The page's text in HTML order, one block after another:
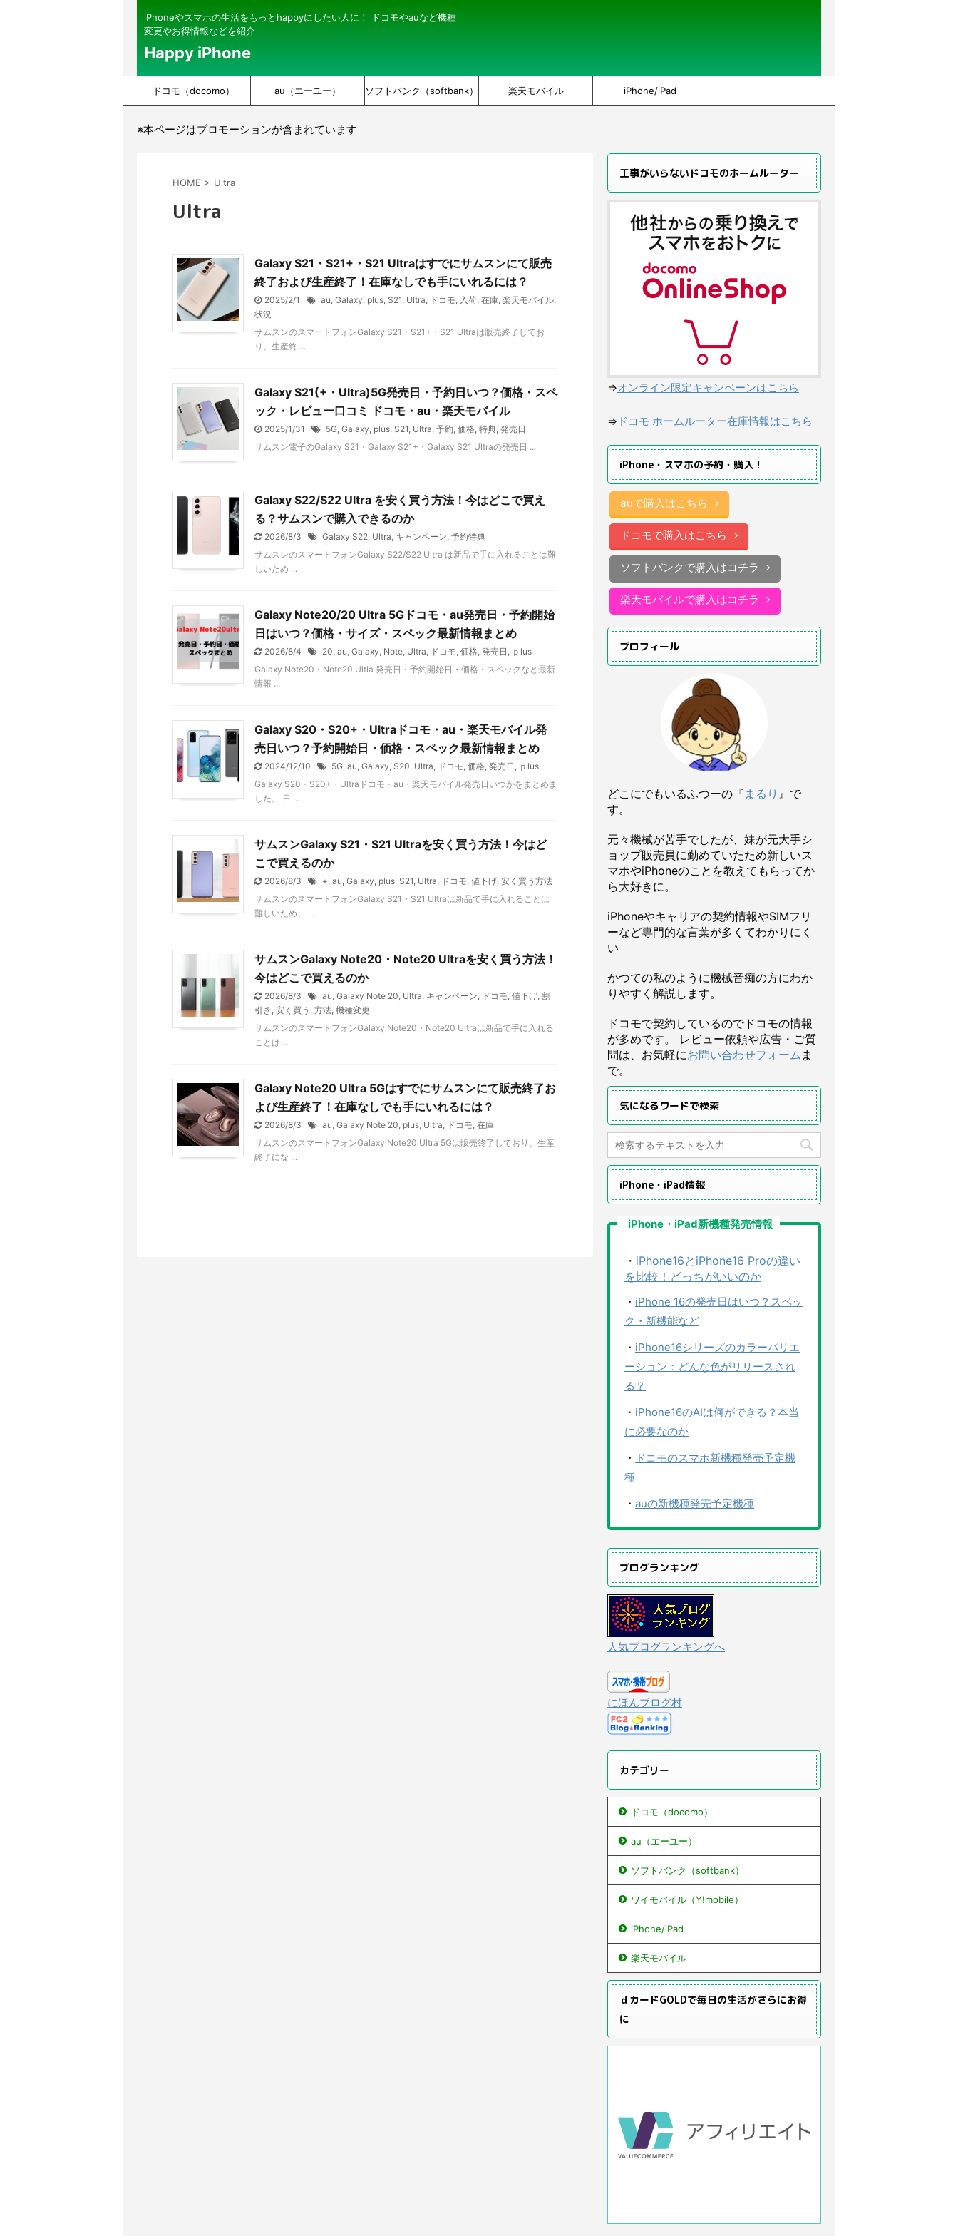
iPhoneやスマホの生活をもっとhappyにしたい人に！ ドコモやauなど機種
変更やお得情報などを紹介
Happy iPhone
ドコモ（docomo） au（エーユー） ソフトバンク（softbank） 楽天モバイル iPhone/iPad
※本ページはプロモーションが含まれています
HOME > Ultra
Ultra
Galaxy S21・S21+・S21 Ultraはすでにサムスンにて販売
終了および生産終了！在庫なしでも手にいれるには？
2025/2/1 au, Galaxy, plus, S21, Ultra, ドコモ, 入荷, 在庫, 楽天モバイル,
状況
サムスンのスマートフォンGalaxy S21・S21+・S21 Ultraは販売終了してお
り、生産終 ...
Galaxy S21(+・Ultra)5G発売日・予約日いつ？価格・スペ
ック・レビュー口コミ ドコモ・au・楽天モバイル
2025/1/31 5G, Galaxy, plus, S21, Ultra, 予約, 価格, 特典, 発売日
サムスン電子のGalaxy S21・Galaxy S21+・Galaxy S21 Ultraの発売日 ...
Galaxy S22/S22 Ultra を安く買う方法！今はどこで買え
る？サムスンで購入できるのか
2026/8/3 Galaxy S22, Ultra, キャンペーン, 予約特典
サムスンのスマートフォンGalaxy S22/S22 Ultra は新品で手に入れることは難
しいため ...
Galaxy Note20/20 Ultra 5Gドコモ・au発売日・予約開始
日はいつ？価格・サイズ・スペック最新情報まとめ
2026/8/4 20, au, Galaxy, Note, Ultra, ドコモ, 価格, 発売日 , ｐlus
Galaxy Note20・Note20 Ultla 発売日・予約開始日・価格・スペックなど最新
情報 ...
Galaxy S20・S20+・Ultraドコモ・au・楽天モバイル発
売日いつ？予約開始日・価格・スペック最新情報まとめ
2024/12/10 5G, au, Galaxy, S20, Ultra, ドコモ, 価格, 発売日 , ｐlus
Galaxy S20・S20+・Ultraドコモ・au・楽天モバイル発売日いつかをまとめま
した。 日 ...
サムスンGalaxy S21・S21 Ultraを安く買う方法！今はど
こで買えるのか
2026/8/3 +, au, Galaxy, plus, S21, Ultra, ドコモ, 値下げ, 安く買う方法
サムスンのスマートフォンGalaxy S21・S21 Ultraは新品で手に入れることは
難しいため、 ...
サムスンGalaxy Note20・Note20 Ultraを安く買う方法！
今はどこで買えるのか
2026/8/3 au, Galaxy Note 20, Ultra, キャンペーン, ドコモ, 値下げ, 割
引き , 安く買う , 方法, 機種変更
サムスンのスマートフォンGalaxy Note20・Note20 Ultraは新品で手に入れる
ことは ...
Galaxy Note20 Ultra 5Gはすでにサムスンにて販売終了お
よび生産終了！在庫なしでも手にいれるには？
2026/8/3 au, Galaxy Note 20, plus, Ultra, ドコモ, 在庫
サムスンのスマートフォンGalaxy Note20 Ultra 5Gは販売終了しており、生産
終了にな ...
工事がいらないドコモのホームルーター
⇒オンライン限定キャンペーンはこちら
⇒ ドコモ ホームルーター在庫情報はこちら
iPhone・スマホの予約・購入！
auで購入はこちら
ドコモで購入はこちら
ソフトバンクで購入はコチラ
楽天モバイルで購入はコチラ
プロフィール
どこにでもいるふつーの『 まるり 』で
す。
元々機械が苦手でしたが、妹が元大手シ
ョップ販売員に勤めていたため新しいス
マホやiPhoneのことを教えてもらってか
ら大好きに。
iPhoneやキャリアの契約情報やSIMフリ
ーなど専門的な言葉が多くてわかりにく
い
かつての私のように機械音痴の方にわか
りやすく解説します。
ドコモで契約しているのでドコモの情報
が多めです。 レビュー依頼や広告・ご質
問は、お気軽にお問い合わせフォーム ま
で。
気になるワードで検索
iPhone・iPad情報
iPhone・iPad新機種発売情報
・ iPhone16とiPhone16 Proの違い
を比較！どっちがいいのか
・ iPhone 16の発売日はいつ？スペッ
ク・新機能など
・ iPhone16シリーズのカラーバリエ
ーション：どんな色がリリースされ
る？
・ iPhone16のAIは何ができる？本当
に必要なのか
・ ドコモのスマホ新機種発売予定機
種
・ auの新機種発売予定機種
ブログランキング
人気ブログランキングへ
にほんブログ村
カテゴリー
ドコモ（docomo）
au（エーユー）
ソフトバンク（softbank）
ワイモバイル（Y!mobile）
iPhone/iPad
楽天モバイル
ｄカードGOLDで毎日の生活がさらにお得
に